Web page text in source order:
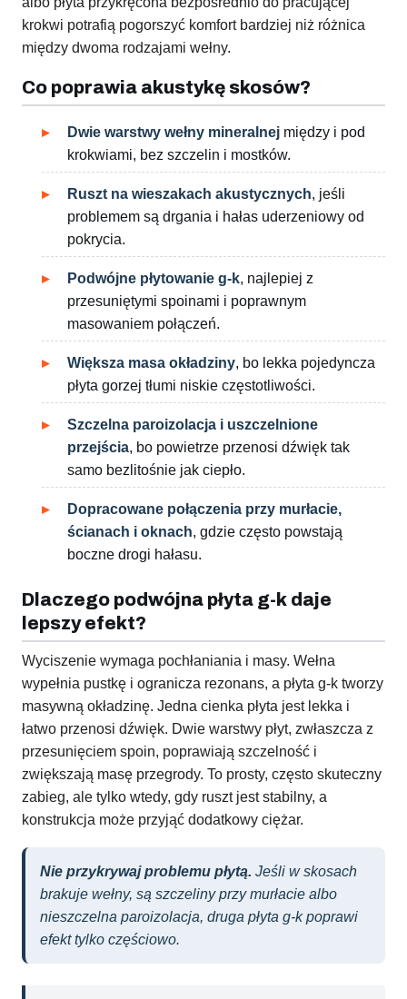
krokwi potrafią pogorszyć komfort bardziej niż różnica
między dwoma rodzajami wełny.
Co poprawia akustykę skosów?
Dwie warstwy wełny mineralnej między i pod
krokwiami, bez szczelin i mostków.
Ruszt na wieszakach akustycznych, jeśli
problemem są drgania i hałas uderzeniowy od
pokrycia.
Podwójne płytowanie g-k, najlepiej z
przesuniętymi spoinami i poprawnym
masowaniem połączeń.
Większa masa okładziny, bo lekka pojedyncza
płyta gorzej tłumi niskie częstotliwości.
Szczelna paroizolacja i uszczelnione
przejścia, bo powietrze przenosi dźwięk tak
samo bezlitośnie jak ciepło.
Dopracowane połączenia przy murłacie,
ścianach i oknach, gdzie często powstają
boczne drogi hałasu.
Dlaczego podwójna płyta g-k daje
lepszy efekt?
Wyciszenie wymaga pochłaniania i masy. Wełna
wypełnia pustkę i ogranicza rezonans, a płyta g-k tworzy
masywną okładzinę. Jedna cienka płyta jest lekka i
łatwo przenosi dźwięk. Dwie warstwy płyt, zwłaszcza z
przesunięciem spoin, poprawiają szczelność i
zwiększają masę przegrody. To prosty, często skuteczny
zabieg, ale tylko wtedy, gdy ruszt jest stabilny, a
konstrukcja może przyjąć dodatkowy ciężar.
Nie przykrywaj problemu płytą. Jeśli w skosach
brakuje wełny, są szczeliny przy murłacie albo
nieszczelna paroizolacja, druga płyta g-k poprawi
efekt tylko częściowo.